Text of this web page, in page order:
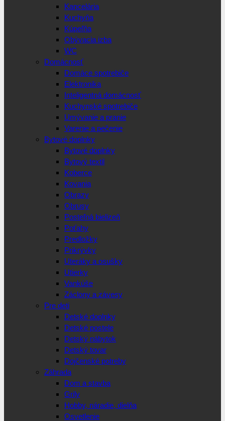
Kancelária
Kuchyňa
Kúpeľňa
Obývacia izba
WC
Domácnosť
Domáce spotrebiče
Elektronika
Inteligentná domácnosť
Kuchynské spotrebiče
Umývanie a pranie
Varenie a pečenie
Bytové doplnky
Bytové doplnky
Bytový textil
Koberce
Kovania
Obrazy
Obrusy
Posteľná bielizeň
Poťahy
Predložky
Prikrývky
Uteráky a osušky
Utierky
Vankúše
Záclony a závesy
Pre deti
Detské doplnky
Detské postele
Detský nábytok
Detský tovar
Dojčenské potreby
Záhrada
Dom a stavba
Grily
Hobby, náradie, dielňa
Osvetlenie